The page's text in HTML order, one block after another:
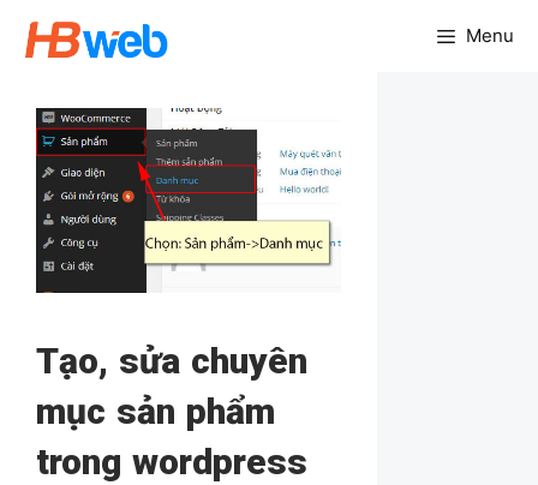
Chuyển
đến
dung
Menu
Tạo, sửa chuyên
mục sản phẩm
trong wordpress